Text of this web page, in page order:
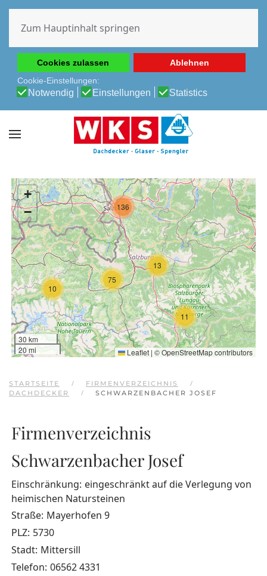
Erfahrung auf unserer Website zu ermöglichen.
Cookie-Richtlinie
Datenschutz-Bestimmungen
Cookies zulassen
Ablehnen
Cookie-Einstellungen:
Notwendig Einstellungen Statistics
Zum Hauptinhalt springen
10
11
13
75
136
+
−
30 km
20 mi
Leaflet | ©OpenStreetMapcontributors
STARTSEITE
FIRMENVERZEICHNIS
DACHDECKER
SCHWARZENBACHER JOSEF
Firmenverzeichnis
Schwarzenbacher Josef
Einschränkung: eingeschränkt auf die Verlegung von
heimischen Natursteinen
Straße: Mayerhofen 9
PLZ: 5730
Stadt: Mittersill
Telefon: 06562 4331